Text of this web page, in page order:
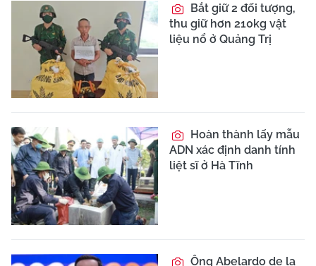
Bắt giữ 2 đối tượng,
thu giữ hơn 210kg vật
liệu nổ ở Quảng Trị
Hoàn thành lấy mẫu
ADN xác định danh tính
liệt sĩ ở Hà Tĩnh
Ông Abelardo de la